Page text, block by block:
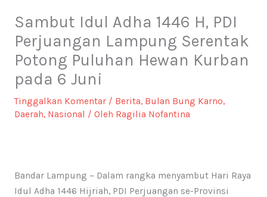
Sambut Idul Adha 1446 H, PDI
Perjuangan Lampung Serentak
Potong Puluhan Hewan Kurban
pada 6 Juni
Tinggalkan Komentar / Berita, Bulan Bung Karno,
Daerah, Nasional / Oleh Ragilia Nofantina
Bandar Lampung – Dalam rangka menyambut Hari Raya
Idul Adha 1446 Hijriah, PDI Perjuangan se-Provinsi